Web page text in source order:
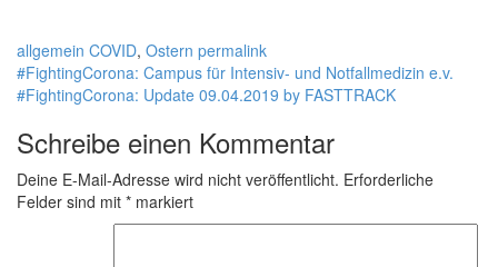
allgemein COVID, Ostern permalink
#FightingCorona: Campus für Intensiv- und Notfallmedizin e.v.
#FightingCorona: Update 09.04.2019 by FASTTRACK
Schreibe einen Kommentar
Deine E-Mail-Adresse wird nicht veröffentlicht. Erforderliche
Felder sind mit * markiert